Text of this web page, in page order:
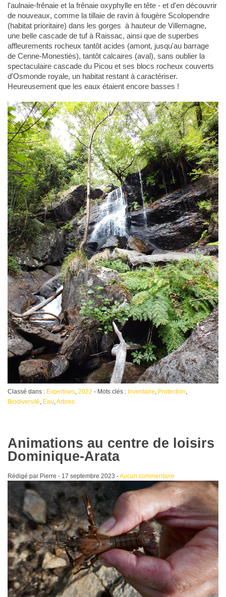
l'aulnaie-frênaie et la frênaie oxyphylle en tête - et d'en découvrir
de nouveaux, comme la tillaie de ravin à fougère Scolopendre
(habitat prioritaire) dans les gorges à hauteur de Villemagne,
une belle cascade de tuf à Raissac, ainsi que de superbes
affleurements rocheux tantôt acides (amont, jusqu'au barrage
de Cenne-Monestiès), tantôt calcaires (aval), sans oublier la
spectaculaire cascade du Picou et ses blocs rocheux couverts
d'Osmonde royale, un habitat restant à caractériser.
Heureusement que les eaux étaient encore basses !
Classé dans : Expertises, 2022 - Mots clés : Inventaire, Protection,
Biodiversité, Eau,Arbres
Animations au centre de loisirs
Dominique-Arata
Rédigé par Pierre - 17 septembre 2023 -Aucun commentaire